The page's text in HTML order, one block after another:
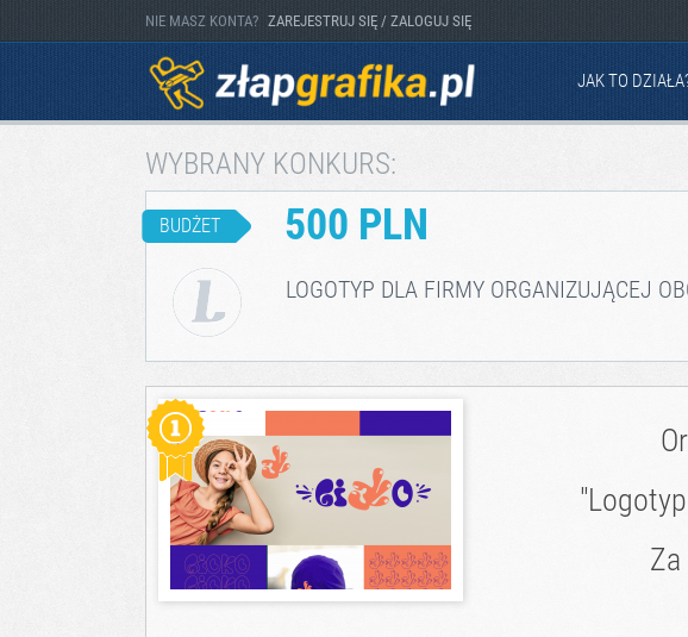
NIE MASZ KONTA? ZAREJESTRUJ SIĘ / ZALOGUJ SIĘ
JAK TO
WYBRANY KONKURS:
BUDŻET 500 PLN
LOGOTYP DLA FIRMY ORGANIZUJĄCEJ